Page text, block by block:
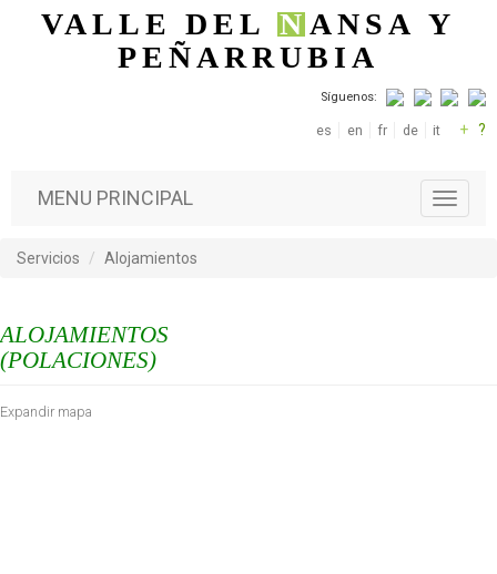
Pasar al contenido principal
VALLE DELNANSA Y
PEÑARRUBIA
Síguenos:
es en fr de it + ?
T
o
MENU PRINCIPAL
Servicios Alojamientos
ALOJAMIENTOS
(POLACIONES)
Expandir mapa